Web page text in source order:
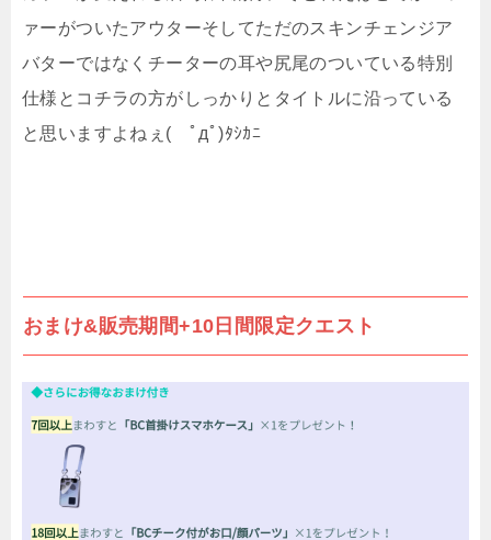
ァーがついたアウターそしてただのスキンチェンジア
バターではなくチーターの耳や尻尾のついている特別
仕様とコチラの方がしっかりとタイトルに沿っている
と思いますよねぇ( ﾟдﾟ)ﾀｼｶﾆ
おまけ&販売期間+10日間限定クエスト